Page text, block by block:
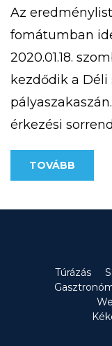
Az
fomátumban
2020.01.18.
kezdődik a
érkezési
A rendezvény
1 személy
TOVÁBB
Túrázás